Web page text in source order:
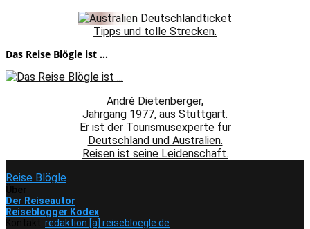
Deutschlandticket
Tipps und tolle Strecken.
Das Reise Blögle ist ...
André Dietenberger,
Jahrgang 1977, aus Stuttgart.
Er ist der Tourismusexperte für
Deutschland und Australien.
Reisen ist seine Leidenschaft.
Reise Blögle
Der Reiseautor
Reiseblogger Kodex
redaktion [a] reisebloegle.de